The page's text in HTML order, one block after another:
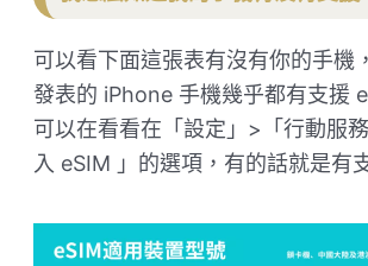
可以看下面這張表有沒有你的手機
發表的 iPhone 手機幾乎都有支援
可以在看看在「設定」>「行動服
入 eSIM 」的選項，有的話就是有